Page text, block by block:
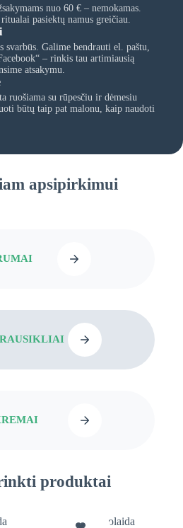
nuo 60 € – nemokamas.
pasiektų namus greičiau.
svarbūs. Galime bendrauti el. paštu,
– rinkis tau artimiausią
atsakymu.
ruošiama su rūpesčiu ir dėmesiu
būtų taip pat malonu, kaip naudoti
apsipirkimui
produktai
10% Nuolaida